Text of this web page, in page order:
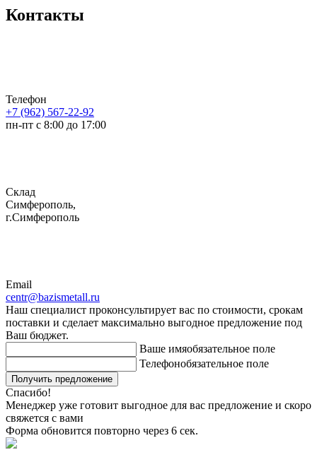
Контакты
Телефон
+7 (962) 567-22-92
пн-пт с 8:00 до 17:00
Склад
Симферополь,
г.Симферополь
Email
centr@bazismetall.ru
Наш специалист проконсультирует вас по стоимости, срокам
поставки и сделает максимально выгодное предложение под
Ваш бюджет.
Ваше имяобязательное поле
Телефонобязательное поле
Получить предложение
Спасибо!
Менеджер уже готовит выгодное для вас предложение и скоро
свяжется с вами
Форма обновится повторно через 6 сек.